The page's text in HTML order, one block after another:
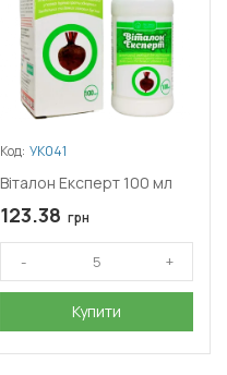
Код: УК041
Віталон Експерт 100 мл
123.38 грн
Купити